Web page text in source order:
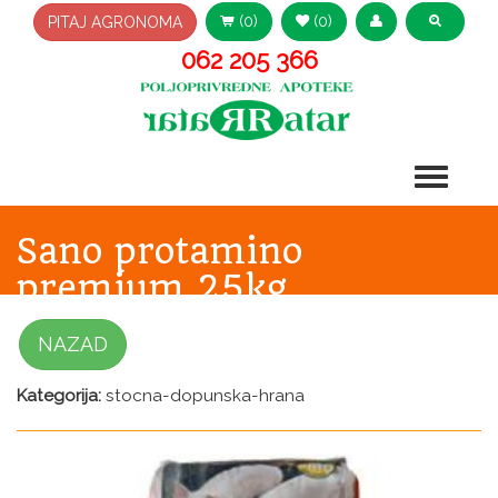
PITAJ AGRONOMA (0) (0)
062 205 366
Sano protamino
premium 25kg
NAZAD
Kategorija: stocna-dopunska-hrana